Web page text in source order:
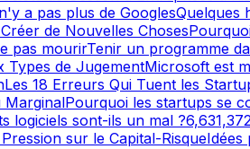
a pas plus de GooglesQuelques
de Nouvelles Choses
pas mourirTenir un programme
Types de JugementMicrosoft est
Les 18 Erreurs Qui Tuent les
MarginalPourquoi les startups se
logiciels sont-ils un mal ?
sur le Capital-RisqueIdées